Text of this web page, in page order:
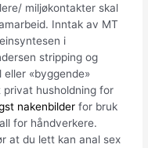
miljøkontakter skal
Inntak av MT
i
stripping og
«byggende»
husholdning for
nakenbilder for bruk
for håndverkere.
at du lett kan anal sex